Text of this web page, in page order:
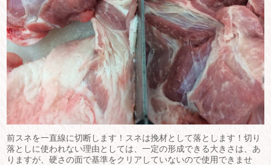
前スネを一直線に切断します！スネは挽材として落とします！切り
落としに使われない理由としては、一定の形成できる大きさは、あ
りますが、硬さの面で基準をクリアしていないので使用できませ